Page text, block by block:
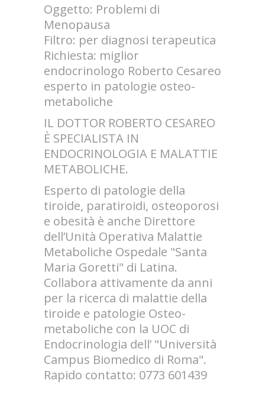
Oggetto: Problemi di
Menopausa
Filtro: per diagnosi terapeutica
Richiesta: miglior
endocrinologo Roberto Cesareo
esperto in patologie osteo-
metaboliche
IL DOTTOR ROBERTO CESAREO
È SPECIALISTA IN
ENDOCRINOLOGIA E MALATTIE
METABOLICHE.
Esperto di patologie della
tiroide, paratiroidi, osteoporosi
e obesità è anche Direttore
dell’Unità Operativa Malattie
Metaboliche Ospedale "Santa
Maria Goretti" di Latina.
Collabora attivamente da anni
per la ricerca di malattie della
tiroide e patologie Osteo-
metaboliche con la UOC di
Endocrinologia dell’ "Università
Campus Biomedico di Roma".
Rapido contatto: 0773 601439